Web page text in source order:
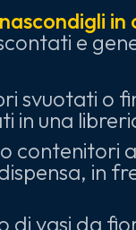
nascondigli in
e
svuotati o
in una
contenitori
in
di vasi da